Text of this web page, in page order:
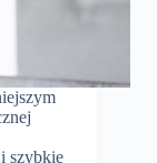
szybkie